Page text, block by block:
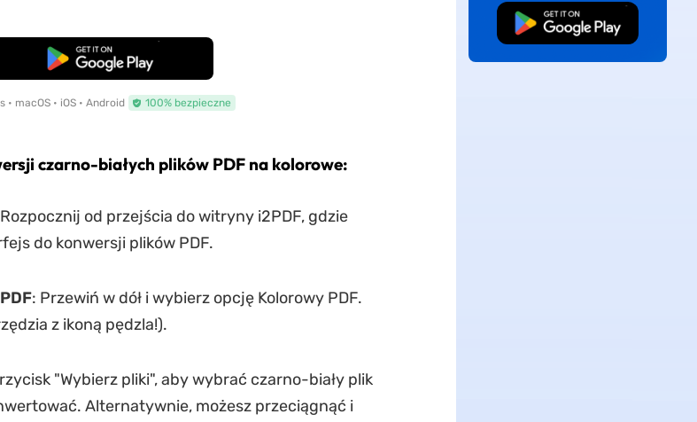
Pobierz za darmo
• macOS • iOS • Android 100% bezpieczne
czarno-białych plików PDF na kolorowe:
od przejścia do witryny i2PDF, gdzie
do konwersji plików PDF.
: Przewiń w dół i wybierz opcję Kolorowy PDF.
z ikoną pędzla!).
"Wybierz pliki", aby wybrać czarno-biały plik
Alternatywnie, możesz przeciągnąć i
Pobierz za darmo